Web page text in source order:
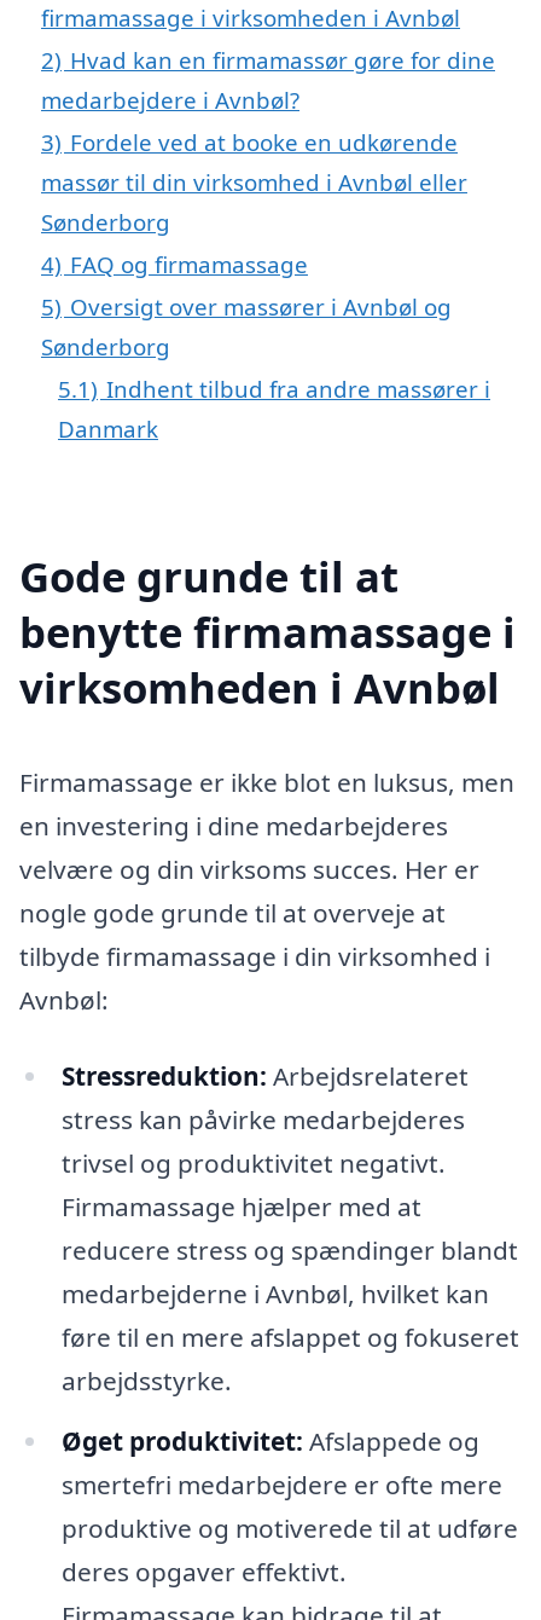
firmamassage i virksomheden i Avnbøl
2) Hvad kan en firmamassør gøre for dine
medarbejdere i Avnbøl?
3) Fordele ved at booke en udkørende
massør til din virksomhed i Avnbøl eller
Sønderborg
4) FAQ og firmamassage
5) Oversigt over massører i Avnbøl og
Sønderborg
5.1) Indhent tilbud fra andre massører i
Danmark
Gode grunde til at
benytte firmamassage i
virksomheden i Avnbøl
Firmamassage er ikke blot en luksus, men
en investering i dine medarbejderes
velvære og din virksoms succes. Her er
nogle gode grunde til at overveje at
tilbyde firmamassage i din virksomhed i
Avnbøl:
Stressreduktion: Arbejdsrelateret
stress kan påvirke medarbejderes
trivsel og produktivitet negativt.
Firmamassage hjælper med at
reducere stress og spændinger blandt
medarbejderne i Avnbøl, hvilket kan
føre til en mere afslappet og fokuseret
arbejdsstyrke.
Øget produktivitet: Afslappede og
smertefri medarbejdere er ofte mere
produktive og motiverede til at udføre
deres opgaver effektivt.